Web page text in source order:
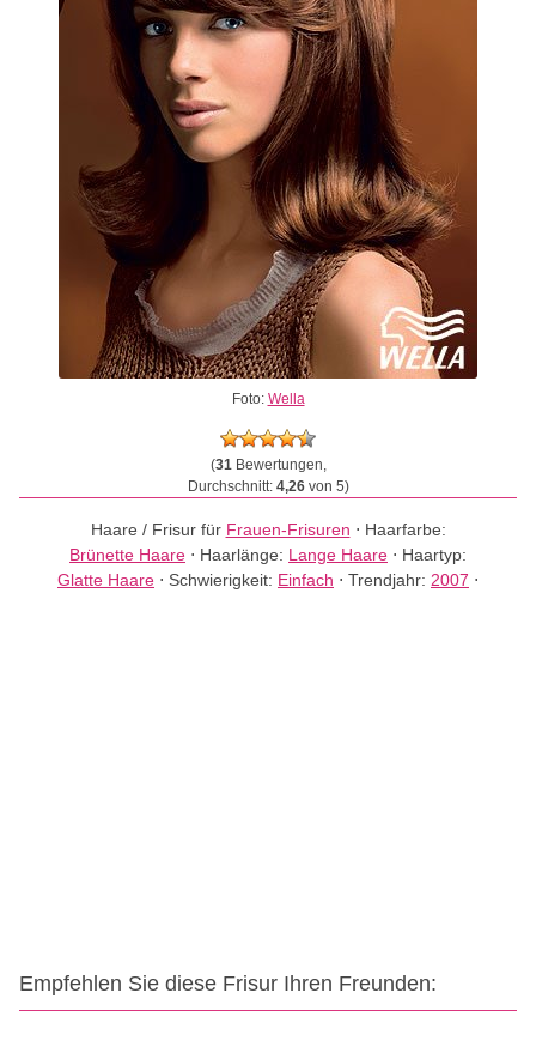
Foto: Wella
(31Bewertungen,
Durchschnitt: 4,26von 5)
Haare / Frisur für Frauen-Frisuren ⋅ Haarfarbe:
Brünette Haare ⋅ Haarlänge: Lange Haare ⋅ Haartyp:
Glatte Haare ⋅ Schwierigkeit: Einfach ⋅ Trendjahr: 2007 ⋅
Empfehlen Sie diese Frisur Ihren Freunden: